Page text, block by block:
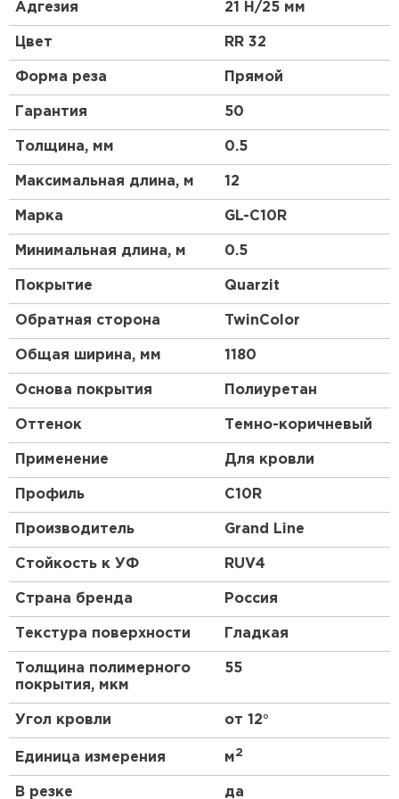
чем другие виды профнастила. Благодаря
высоте профиля этот материал будет органично
смотреться на крыше любой сложности.
Адгезия 21 Н/25 мм
Цвет RR 32
Форма реза Прямой
Гарантия 50
Толщина, мм 0.5
Максимальная длина, м 12
Марка GL-С10R
Минимальная длина, м 0.5
Покрытие Quarzit
Обратная сторона TwinColor
Общая ширина, мм 1180
Основа покрытия Полиуретан
Оттенок Темно-коричневый
Применение Для кровли
Профиль C10R
Производитель Grand Line
Стойкость к УФ RUV4
Страна бренда Россия
Текстура поверхности Гладкая
Толщина полимерного
покрытия, мкм
55
Угол кровли от 12°
Единица измерения м2
В резке да